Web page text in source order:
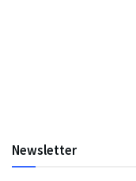
Newsletter